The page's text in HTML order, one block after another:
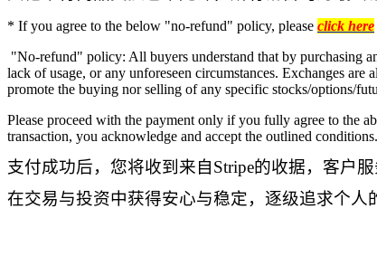
* If you agree to the below "no-refund" policy, please click here
"No-refund" policy: All buyers understand that by purchasing
lack of usage, or any unforeseen circumstances. Exchanges
promote the buying nor selling of any specific stocks/options/
Please proceed with the payment only if you fully agree to the
transaction, you acknowledge and accept the outlined conditions.
支付成功后，您将收到来自Stripe的收据，客户
在交易与投资中获得安心与稳定，逐级追求个人